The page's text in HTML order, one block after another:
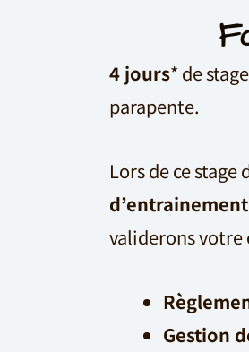
4 jours* de
parapente.
Lors de ce
d’entrainement
validerons votre
Gestion